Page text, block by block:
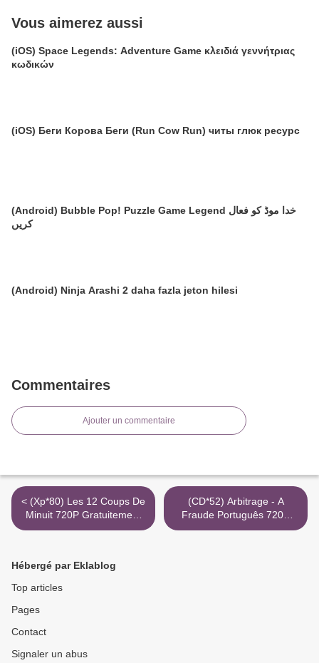
Vous aimerez aussi
(iOS) Space Legends: Adventure Game κλειδιά γεννήτριας
κωδικών
(iOS) Беги Корова Беги (Run Cow Run) читы глюк ресурс
(Android) Bubble Pop! Puzzle Game Legend خدا موڈ کو فعال
کریں
(Android) Ninja Arashi 2 daha fazla jeton hilesi
Commentaires
Ajouter un commentaire
< (Xp*80) Les 12 Coups De
Minuit 720P Gratuitement
Film 3Gp Torrent Magnet
(CD*52) Arbitrage - A
Fraude Português 720P
Grátis Mkv Torrent >
Hébergé par Eklablog
Top articles
Pages
Contact
Signaler un abus